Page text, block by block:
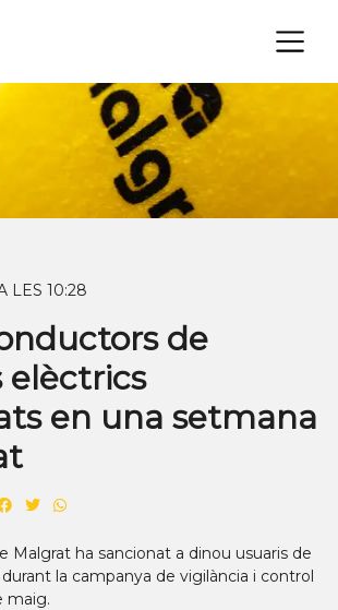
×
LES 10:28
de
elèctrics
en una setmana
Malgrat ha sancionat a dinou usuaris de
la campanya de vigilància i control
maig.